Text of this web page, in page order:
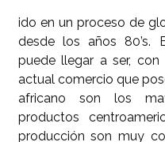
ido en un proceso de
desde los años 80’s.
puede llegar a ser,
actual comercio que
africano son los
productos
producción son muy